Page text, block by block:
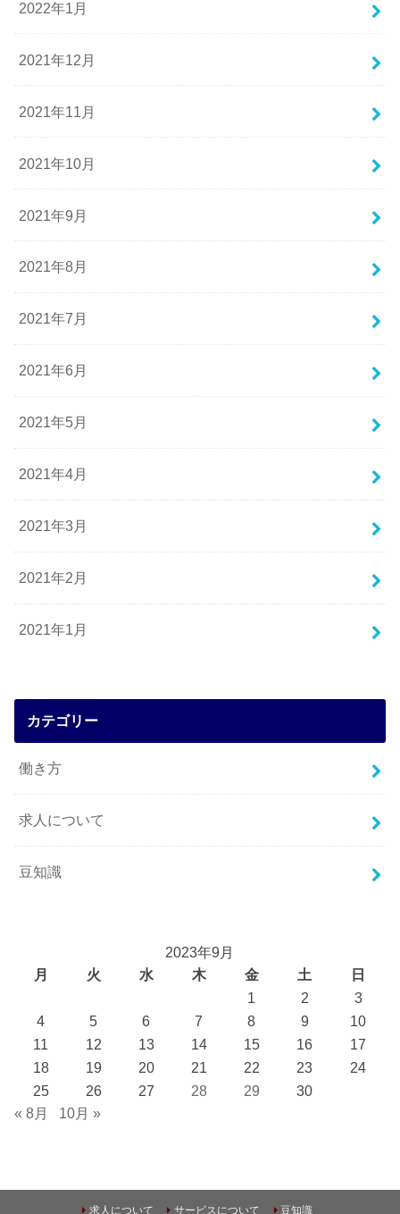
2022年1月
2021年12月
2021年11月
2021年10月
2021年9月
2021年8月
2021年7月
2021年6月
2021年5月
2021年4月
2021年3月
2021年2月
2021年1月
カテゴリー
働き方
求人について
豆知識
2023年9月
月
火 水 木 金 土
日
1
2
3
4
5 6 7 8 9
10
11
12 13 14 15 16
17
18
19 20 21 22 23
24
25
26 27 28 29
30
« 8月
10月 »
求人について サービスについて 豆知識